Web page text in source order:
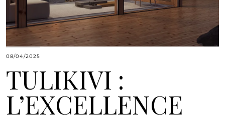
08/04/2025
TULIKIVI :
L’EXCELLENCE